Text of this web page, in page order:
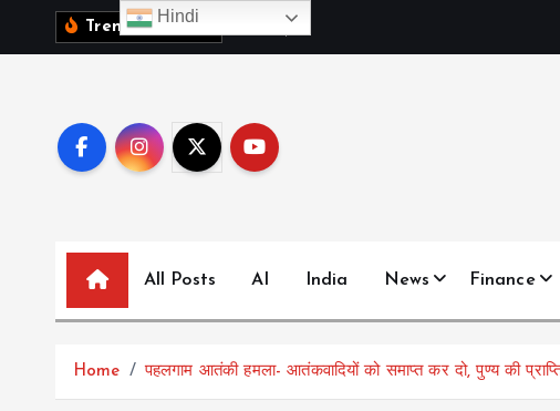
Trending News: ब
All Posts AI India News Finance
Home पहलगाम आतंकी हमला- आतंकवादियों को समाप्त कर दो, पुण्य की
Hindi